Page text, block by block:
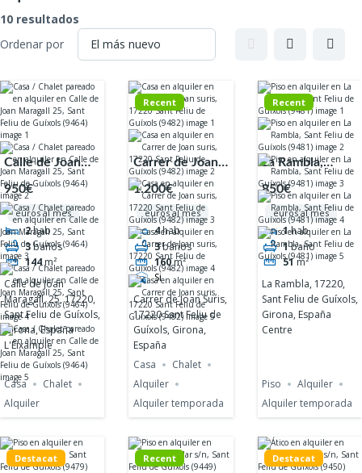
10 resultados
Ordenar por
Calle de Joan
Maragall, 25,
17220, Sant
Feliu de Guíxols,
Girona, España
L'Eixample
950€
euros al mes
2hab
3baños
144m²
Calle de Joan
Maragall, 25, 17220,
Sant Feliu de Guíxols,
Girona, España
L'Eixample
Casa
Chalet
Alquiler
Recent
Carrer de Joan
Suris, 17220
Sant Feliu de
Guíxols, Girona,
España
1.200€
euros al mes
4hab
3 baños
160m²
Si
Carrer de Joan Suris,
17220 Sant Feliu de
Guíxols, Girona,
España
Casa
Chalet
Alquiler
Alquiler temporada
Recent
La Rambla,
17220, Sant
Feliu de Guíxols,
Girona, España
Centre
850€
euros al mes
1hab
1 baño
51m²
La Rambla, 17220,
Sant Feliu de Guíxols,
Girona, España
Centre
Piso
Alquiler
Alquiler temporada
Destacat Recent Destacat